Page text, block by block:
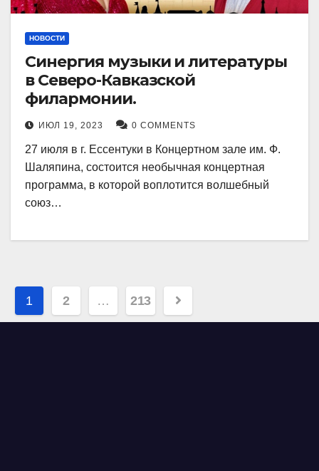
НОВОСТИ
Синергия музыки и литературы
в Северо-Кавказской
филармонии.
ИЮЛ 19, 2023 0 COMMENTS
27 июля в г. Ессентуки в Концертном зале им. Ф.
Шаляпина, состоится необычная концертная
программа, в которой воплотится волшебный
союз…
Навигация
по
1 2 … 213